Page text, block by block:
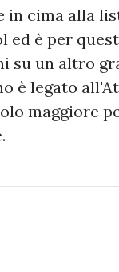
in cima alla
ed è per
su un altro
è legato
maggiore